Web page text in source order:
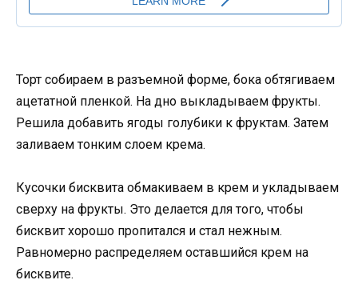
Торт собираем в разъемной форме, бока обтягиваем
ацетатной пленкой. На дно выкладываем фрукты.
Решила добавить ягоды голубики к фруктам. Затем
заливаем тонким слоем крема.
Кусочки бисквита обмакиваем в крем и укладываем
сверху на фрукты. Это делается для того, чтобы
бисквит хорошо пропитался и стал нежным.
Равномерно распределяем оставшийся крем на
бисквите.